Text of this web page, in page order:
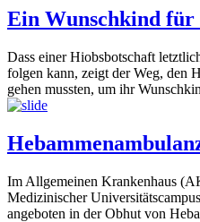
Ein Wunschkind
Dass einer Hiobsbotschaft
folgen kann, zeigt der Weg, den
gehen mussten, um ihr
Im Allgemeinen Krankenhaus
Medizinischer
angeboten in der Obhut von